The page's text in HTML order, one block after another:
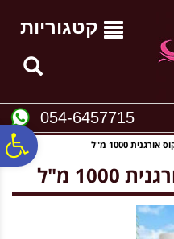
נגישות
קטגוריות
054-6457715
1000 מ"ל
מ"ל